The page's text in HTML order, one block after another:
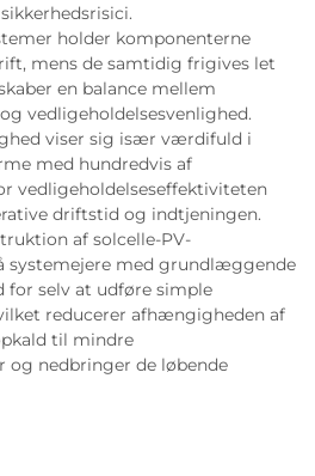
holder komponenterne
mens de samtidig frigives let
en balance mellem
vedligeholdelsesvenlighed.
viser sig især værdifuld i
med hundredvis af
vedligeholdelseseffektiviteten
driftstid og indtjeningen.
af solcelle-PV-
systemejere med grundlæggende
for selv at udføre simple
reducerer afhængigheden af
til mindre
og nedbringer de løbende